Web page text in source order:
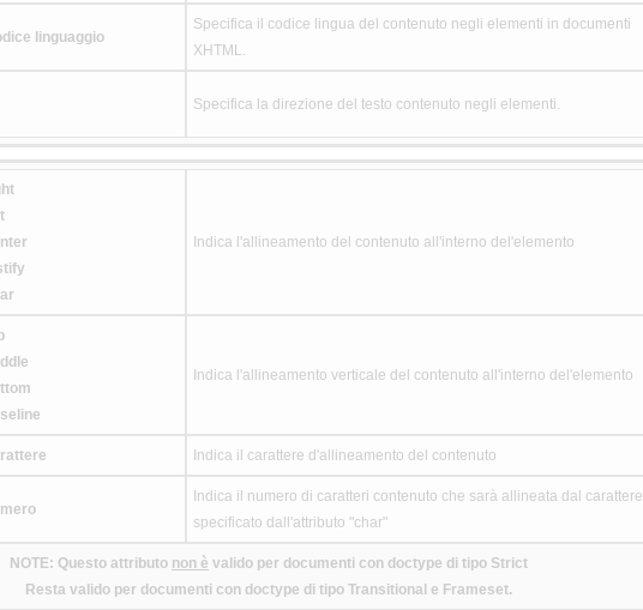
linguaggio
Specifica il codice lingua del contenuto negli elementi in documenti
XHTML.
Specifica la direzione del testo contenuto negli elementi.
Indica l'allineamento del contenuto all'interno del'elemento
Indica l'allineamento verticale del contenuto all'interno del'elemento
Indica il carattere d'allineamento del contenuto
Indica il numero di caratteri contenuto che sarà allineata dal carattere
specificato dall'attributo "char"
NOTE: Questo attributo non è valido per documenti con doctype di tipo Strict
Resta valido per documenti con doctype di tipo Transitional e Frameset.